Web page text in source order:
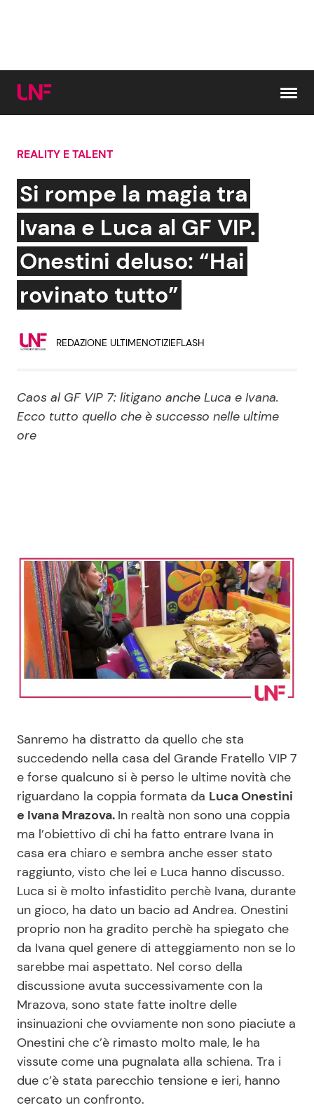
Cerca:
News e Cronaca
Attualità Italiana
Dal Mondo
Politica
Gossip e TV
Bellezze VIP
Coppie VIP
Reality e Talent
News Musica
News Spettacolo
Benessere
Mondo Mamma
News benessere
Salute
Viaggi e Turismo
Festività
Cucina e Ricette
Consigli di Cucina
Le Ricette in TV
Ricette Facili e Veloci
Ricette Feste
Ricette per Bambini
Seguici
Info
Chi siamo
REALITY E TALENT
Si rompe la magia tra
Ivana e Luca al GF VIP.
Onestini deluso: “Hai
rovinato tutto”
REDAZIONE ULTIMENOTIZIEFLASH
Caos al GF VIP 7: litigano anche Luca e Ivana.
Ecco tutto quello che è successo nelle ultime
ore
Sanremo ha distratto da quello che sta
succedendo nella casa del Grande Fratello VIP 7
e forse qualcuno si è perso le ultime novità che
riguardano la coppia formata da Luca Onestini
e Ivana Mrazova. In realtà non sono una coppia
ma l’obiettivo di chi ha fatto entrare Ivana in
casa era chiaro e sembra anche esser stato
raggiunto, visto che lei e Luca hanno discusso.
Luca si è molto infastidito perchè Ivana, durante
un gioco, ha dato un bacio ad Andrea. Onestini
proprio non ha gradito perchè ha spiegato che
da Ivana quel genere di atteggiamento non se lo
sarebbe mai aspettato. Nel corso della
discussione avuta successivamente con la
Mrazova, sono state fatte inoltre delle
insinuazioni che ovviamente non sono piaciute a
Onestini che c’è rimasto molto male, le ha
vissute come una pugnalata alla schiena. Tra i
due c’è stata parecchio tensione e ieri, hanno
cercato un confronto.